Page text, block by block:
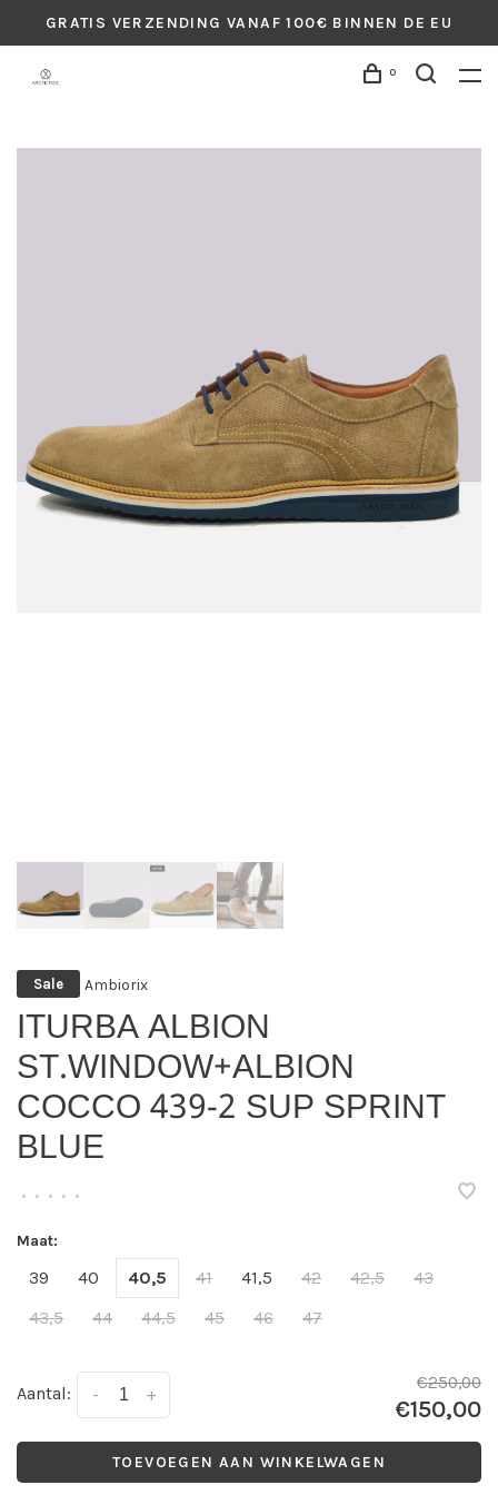
GRATIS VERZENDING VANAF 100€ BINNEN DE EU
0
Sale Ambiorix
ITURBA ALBION
ST.WINDOW+ALBION
COCCO 439-2 SUP SPRINT
BLUE
• • • • •
Maat:
39 40 40,5 41 41,5 42 42,5
43
43,5
44 44,5 45 46 47
Aantal: +
-
€250,00
€150,00
TOEVOEGEN AAN WINKELWAGEN